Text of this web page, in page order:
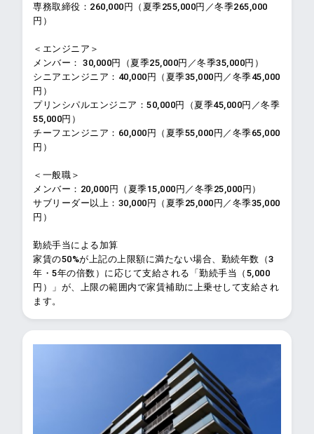
専務取締役：260,000円（夏季255,000円／冬季265,000
円）
＜エンジニア＞
メンバー： 30,000円（夏季25,000円／冬季35,000円）
シニアエンジニア：40,000円（夏季35,000円／冬季45,000
円）
プリンシパルエンジニア：50,000円（夏季45,000円／冬季
55,000円）
チーフエンジニア：60,000円（夏季55,000円／冬季65,000
円）
＜一般職＞
メンバー：20,000円（夏季15,000円／冬季25,000円）
サブリーダー以上：30,000円（夏季25,000円／冬季35,000
円）
勤続手当による加算
家賃の50%が上記の上限額に満たない場合、勤続年数（3
年・5年の倍数）に応じて支給される「勤続手当（5,000
円）」が、上限の範囲内で家賃補助に上乗せして支給され
ます。